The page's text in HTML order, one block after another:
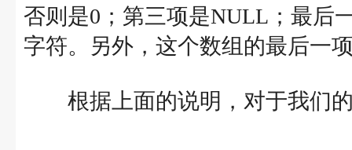
否则是0；第三项是NULL；最后
字符。另外，这个数组的最后一
根据上面的说明，对于我们的